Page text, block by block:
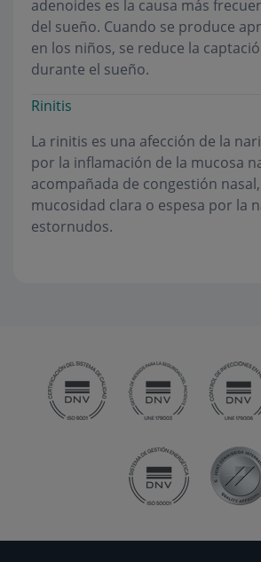
adenoides es la causa más
del sueño. Cuando se produce
en los niños, se reduce la
durante el sueño.
Rinitis
La rinitis es una afección de la
por la inflamación de la mucosa
acompañada de congestión
mucosidad clara o espesa por la
estornudos.